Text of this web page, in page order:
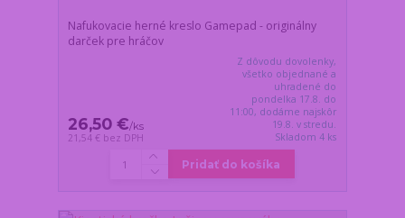
Nafukovacie herné kreslo Gamepad - originálny
darček pre hráčov
26,50 €/ks
21,54 € bez DPH
Z dôvodu dovolenky,
všetko objednané a
uhradené do
pondelka 17.8. do
11:00, dodáme najskôr
19.8. v stredu.
Skladom 4 ks
Pridať do košíka